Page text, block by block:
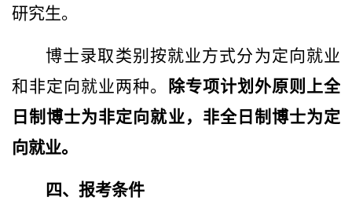
研究生。
博士录取类别按就业方式分为定向就业
和非定向就业两种。
除专项计划外原则上全
日制博士为非定向就业，非全日制博士为定
向就业。
四、报考条件